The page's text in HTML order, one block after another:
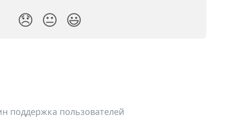
😞 😐 😃